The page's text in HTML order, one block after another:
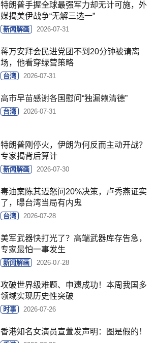
特朗普手握全球最强军力却无计可施，外
媒揭美伊战争“无解三选一”
新闻解画 2026-07-31
蒋万安拜会民进党团不到20分钟被请离
场，他看穿绿营策略
台湾 2026-07-31
高市早苗感谢各国慰问“独漏赖清德”
台湾 2026-07-31
特朗普刚停火，伊朗为何反而主动开战？
专家揭背后算计
新闻解画 2026-07-30
毒油案陈其迈怒问20%决策，卢秀燕证实
了，曝台湾当局有内鬼
台湾 2026-07-28
美军武器快打光了？高端武器库存告急，
专家最怕一事发生
新闻解画 2026-07-28
攻破世界级难题、申遗成功！本周我国多
领域实现历史性突破
时事 2026-07-26
香港知名女演员宣萱发声明：图是假的！